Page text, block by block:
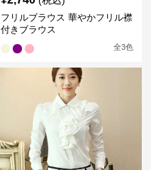
フリルブラウス 華やかフリル襟
付きブラウス
全3色